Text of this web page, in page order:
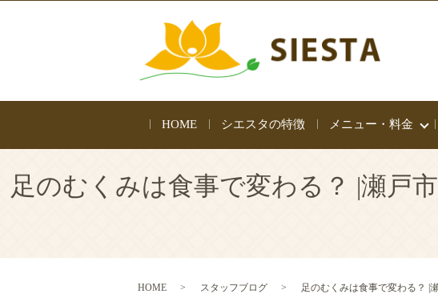
HOME シエスタの特徴 メニュー・料金
足のむくみは食事で変わる？ |瀬戸
HOME スタッフブログ 足のむくみは食事で変わる？ |